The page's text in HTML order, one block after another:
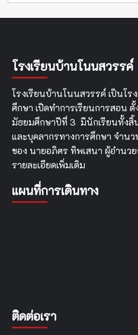
ใน
สำนักงาน
กรรมการ
การ
ศึกษา
ขั้น
พื้น
ฐาน
ครบ
รอบ
ปี
โรงเรียนบ้านโนนสวรรค์
โรงเรียนบ้านโนนสวรรค์ เป็นโร
ศึกษา เปิดทำการเรียนการสอน
มัธยมศึกษาปีที่ 3 มีนักเรียนทั้งสิ้
และบุคลากรทางการศึกษา จำน
ของ นายอภิศร ทิพเสนา ผู้อำนว
รายละเอียดเพิ่มเติม
แผนที่การเดินทาง
ติดต่อเรา